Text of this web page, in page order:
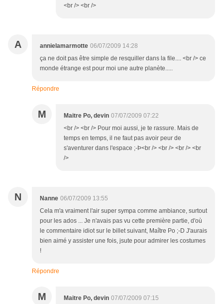
<br /> <br />
A annielamarmotte 06/07/2009 14:28
ça ne doit pas être simple de resquiller dans la file.... <br /> ce
monde étrange est pour moi une autre planète.....
Répondre
M Maitre Po, devin 07/07/2009 07:22
<br /> <br /> Pour moi aussi, je te rassure. Mais de
temps en temps, il ne faut pas avoir peur de
s'aventurer dans l'espace ;-Þ<br /> <br /> <br /> <br
/>
N Nanne 06/07/2009 13:55
Cela m'a vraiment l'air super sympa comme ambiance, surtout
pour les ados ... Je n'avais pas vu cette première partie, d'où
le commentaire idiot sur le billet suivant, Maître Po ;-D J'aurais
bien aimé y assister une fois, jsute pour admirer les costumes
!
Répondre
M Maitre Po, devin 07/07/2009 07:15